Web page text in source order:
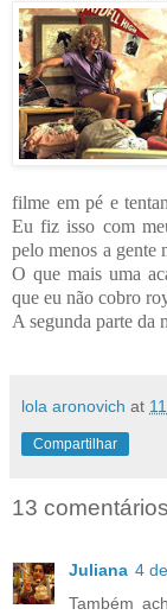
filme em pé e
Eu fiz isso com
pelo menos a gente
O que mais uma
que eu não cobro
A segunda parte da
lola aronovich at
Compartilhar
13
Juliana 4
Também